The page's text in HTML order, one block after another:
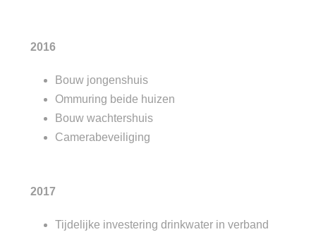
2016
Bouw jongenshuis
Ommuring beide huizen
Bouw wachtershuis
Camerabeveiliging
2017
Tijdelijke investering drinkwater in verband